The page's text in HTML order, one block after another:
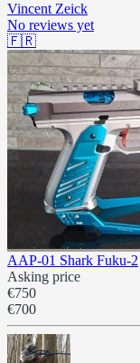
Vincent Zeick
No reviews yet
🇫🇷
AAP-01 Shark Fuku-2
Asking price
€750
€700